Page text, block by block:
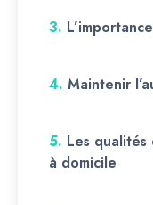
3.
4. Maintenir
5. Les qualités
à domicile